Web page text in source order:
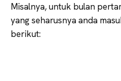
Misalnya, untuk bulan
yang seharusnya anda
berikut: